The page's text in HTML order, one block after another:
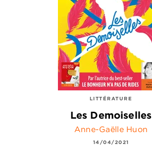
LITTÉRATURE
Les Demoiselles
Anne-Gaëlle Huon
14/04/2021